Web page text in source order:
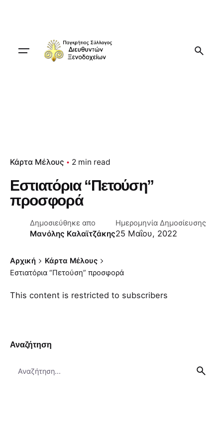
Κάρτα Μέλους 2 min read
Εστιατόρια “Πετούση”
προσφορά
Δημοσιεύθηκε απο
Μανόλης Καλαϊτζάκης
Ημερομηνία Δημοσίευσης
25 Μαΐου, 2022
Αρχική
Κάρτα Μέλους
Εστιατόρια “Πετούση” προσφορά
This content is restricted to subscribers
Αναζήτηση
for